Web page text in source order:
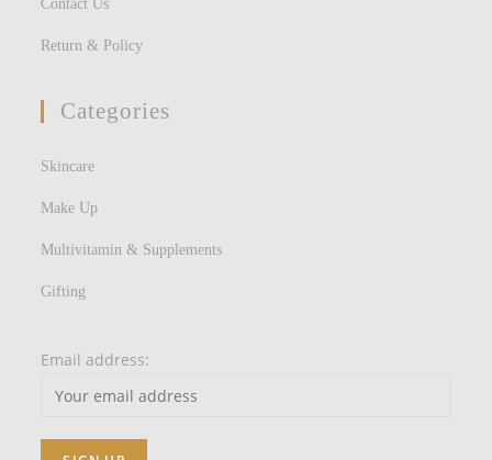
Contact Us
Return & Policy
Categories
Skincare
Make Up
Multivitamin & Supplements
Gifting
Email address: